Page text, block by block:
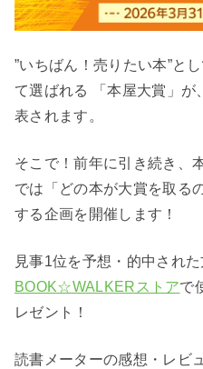
”いちばん！売りたい本”と
て選ばれる 「本屋大賞」
表されます。
そこで！前年に引き続き、
では「どの本が大賞を取る
する企画を開催します！
見事1位を予想・的中され
BOOK☆WALKERストアで
レゼント！
読書メーターの感想・レビ